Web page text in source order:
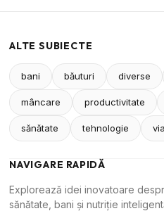
ALTE SUBIECTE
bani băuturi diverse
mâncare productivitate
sănătate tehnologie
NAVIGARE RAPIDĂ
Explorează idei inovatoare
sănătate, bani și nutriție